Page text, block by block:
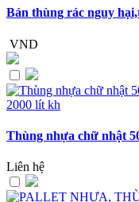
Bán thùng rác nguy
VND
Thùng nhựa chữ nhật
Liên hệ